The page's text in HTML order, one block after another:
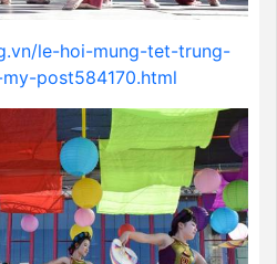
le-hoi-mung-tet-trung-
post584170.html